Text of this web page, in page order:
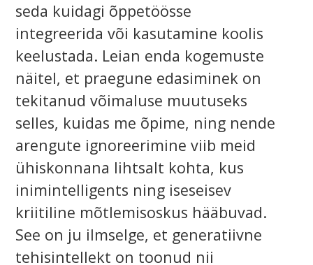
seda kuidagi õppetöösse
integreerida või kasutamine koolis
keelustada. Leian enda kogemuste
näitel, et praegune edasiminek on
tekitanud võimaluse muutuseks
selles, kuidas me õpime, ning nende
arengute ignoreerimine viib meid
ühiskonnana lihtsalt kohta, kus
inimintelligents ning iseseisev
kriitiline mõtlemisoskus hääbuvad.
See on ju ilmselge, et generatiivne
tehisintellekt on toonud nii